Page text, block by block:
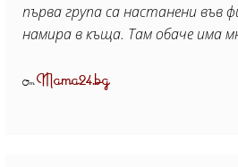
първа група са настанени във
намира в къща. Там обаче има
ОтMama24.bg